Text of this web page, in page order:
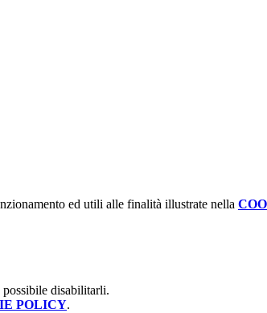
ed utili alle finalità illustrate nella
disabilitarli.
POLICY.